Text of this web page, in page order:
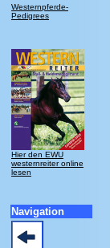
Westernpferde-
Pedigrees
Hier den EWU
westernreiter online
lesen
Navigation